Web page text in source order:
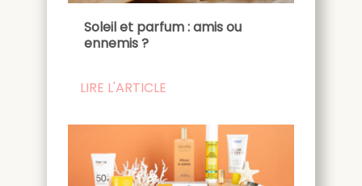
Soleil et parfum : amis ou
ennemis ?
LIRE L'ARTICLE